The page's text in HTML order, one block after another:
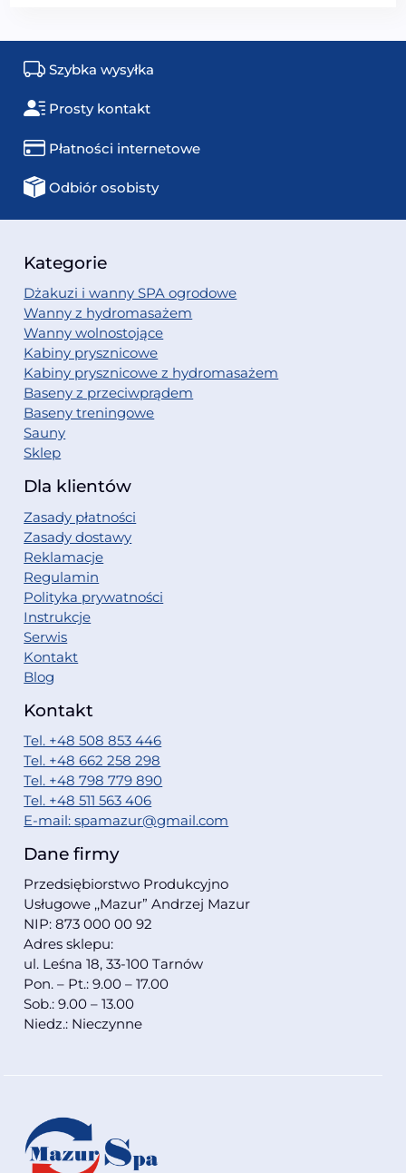
Szybka wysyłka
Prosty kontakt
Płatności internetowe
Odbiór osobisty
Kategorie
Dżakuzi i wanny SPA ogrodowe
Wanny z hydromasażem
Wanny wolnostojące
Kabiny prysznicowe
Kabiny prysznicowe z hydromasażem
Baseny z przeciwprądem
Baseny treningowe
Sauny
Sklep
Dla klientów
Zasady płatności
Zasady dostawy
Reklamacje
Regulamin
Polityka prywatności
Instrukcje
Serwis
Kontakt
Blog
Kontakt
Tel. +48 508 853 446
Tel. +48 662 258 298
Tel. +48 798 779 890
Tel. +48 511 563 406
E-mail: spamazur@gmail.com
Dane firmy
Przedsiębiorstwo Produkcyjno
Usługowe ,,Mazur” Andrzej Mazur
NIP: 873 000 00 92
Adres sklepu:
ul. Leśna 18, 33-100 Tarnów
Pon. – Pt.: 9.00 – 17.00
Sob.: 9.00 – 13.00
Niedz.: Nieczynne